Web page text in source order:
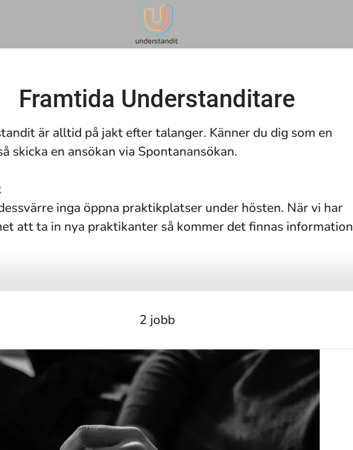
Framtida Understanditare
är alltid på jakt efter talanger. Känner du dig som en
skicka en ansökan via Spontanansökan.
inga öppna praktikplatser under hösten. När vi har
att ta in nya praktikanter så kommer det finnas information
2 jobb